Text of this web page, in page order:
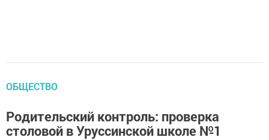
ОБЩЕСТВО
Родительский контроль: проверка
столовой в Уруссинской школе №1